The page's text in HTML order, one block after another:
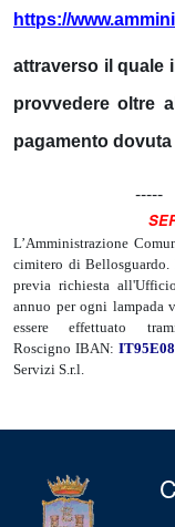
https://
attraverso il quale
provvedere oltre
pagamento
-----
L’Amministrazione
cimitero di Bellosguardo.
previa richiesta
annuo per ogni lampada
essere effettuato
Roscigno IBAN:
Servizi S.r.l.